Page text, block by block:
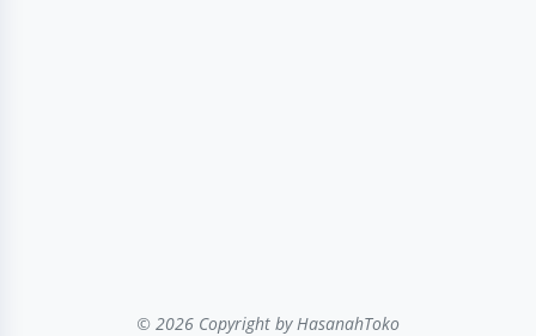
© 2026 Copyright by HasanahToko